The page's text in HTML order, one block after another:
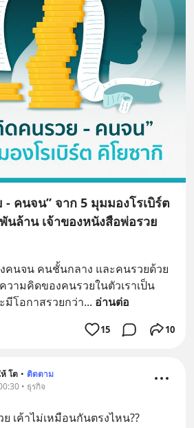
คนจน” จาก 5 มุมมองโรเบิร์ต
นล้าน เจ้าของหนังสือพ่อรวย
คนจน คนชั้นกลาง และคนรวยด้วย
วามคิดของคนรวยในตัวเราเป็น
มีโอกาสรวยกว่า... อ่านต่อ
15 10
โต • ติดตาม
• ธุรกิจ
เค้าไม่เหมือนกันตรงไหน??